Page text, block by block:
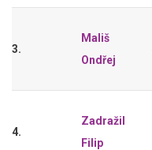
3.
Mališ
Ondřej
4.
Zadražil
Filip